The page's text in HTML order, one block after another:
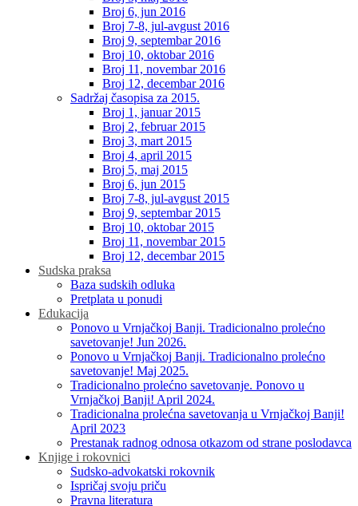
Broj 6, jun 2016
Broj 7-8, jul-avgust 2016
Broj 9, septembar 2016
Broj 10, oktobar 2016
Broj 11, novembar 2016
Broj 12, decembar 2016
Sadržaj časopisa za 2015.
Broj 1, januar 2015
Broj 2, februar 2015
Broj 3, mart 2015
Broj 4, april 2015
Broj 5, maj 2015
Broj 6, jun 2015
Broj 7-8, jul-avgust 2015
Broj 9, septembar 2015
Broj 10, oktobar 2015
Broj 11, novembar 2015
Broj 12, decembar 2015
Sudska praksa
Baza sudskih odluka
Pretplata u ponudi
Edukacija
Ponovo u Vrnjačkoj Banji. Tradicionalno prolećno
savetovanje! Jun 2026.
Ponovo u Vrnjačkoj Banji. Tradicionalno prolećno
savetovanje! Maj 2025.
Tradicionalno prolećno savetovanje. Ponovo u
Vrnjačkoj Banji! April 2024.
Tradicionalna prolećna savetovanja u Vrnjačkoj Banji!
April 2023
Prestanak radnog odnosa otkazom od strane poslodavca
Knjige i rokovnici
Sudsko-advokatski rokovnik
Ispričaj svoju priču
Pravna literatura